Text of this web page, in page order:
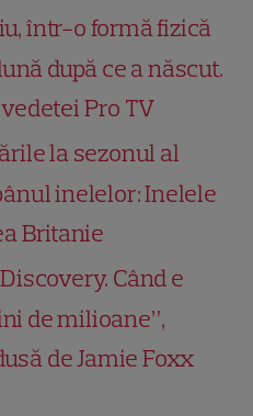
într-o formă fizică
după ce a născut.
Pro TV
la sezonul al
inelelor: Inelele
Britanie
Când e
de milioane”,
de Jamie Foxx